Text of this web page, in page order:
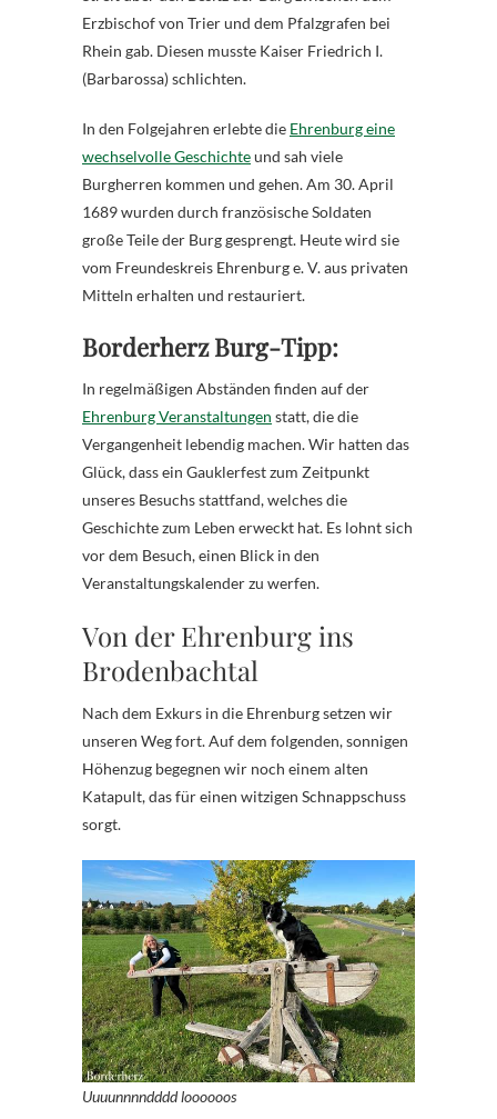
Erzbischof von Trier und dem Pfalzgrafen bei
Rhein gab. Diesen musste Kaiser Friedrich I.
(Barbarossa) schlichten.
In den Folgejahren erlebte die Ehrenburg eine
wechselvolle Geschichteund sah viele
Burgherren kommen und gehen. Am 30. April
1689 wurden durch französische Soldaten
große Teile der Burg gesprengt. Heute wird sie
vom Freundeskreis Ehrenburg e. V. aus privaten
Mitteln erhalten und restauriert.
Borderherz Burg-Tipp:
In regelmäßigen Abständen finden auf der
Ehrenburg Veranstaltungen statt, die die
Vergangenheit lebendig machen. Wir hatten das
Glück, dass ein Gauklerfest zum Zeitpunkt
unseres Besuchs stattfand, welches die
Geschichte zum Leben erweckt hat. Es lohnt sich
vor dem Besuch, einen Blick in den
Veranstaltungskalender zu werfen.
Von der Ehrenburg ins
Brodenbachtal
Nach dem Exkurs in die Ehrenburg setzen wir
unseren Weg fort. Auf dem folgenden, sonnigen
Höhenzug begegnen wir noch einem alten
Katapult, das für einen witzigen Schnappschuss
sorgt.
Uuuunnnndddd loooooos